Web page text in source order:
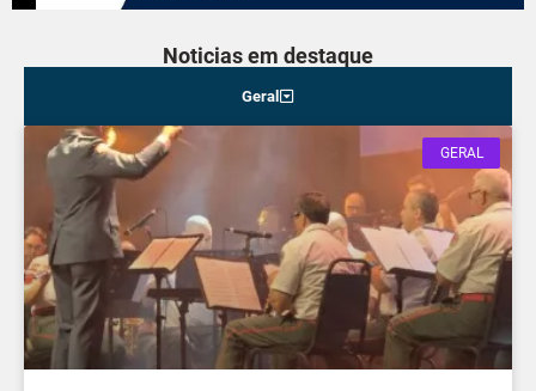
Noticias em destaque
Geral
GERAL